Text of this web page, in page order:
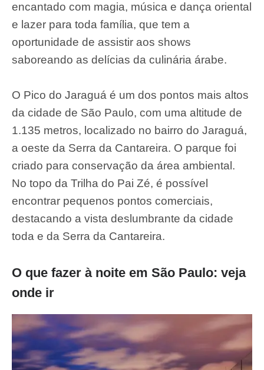
encantado com magia, música e dança oriental
e lazer para toda família, que tem a
oportunidade de assistir aos shows
saboreando as delícias da culinária árabe.
O Pico do Jaraguá é um dos pontos mais altos
da cidade de São Paulo, com uma altitude de
1.135 metros, localizado no bairro do Jaraguá,
a oeste da Serra da Cantareira. O parque foi
criado para conservação da área ambiental.
No topo da Trilha do Pai Zé, é possível
encontrar pequenos pontos comerciais,
destacando a vista deslumbrante da cidade
toda e da Serra da Cantareira.
O que fazer à noite em São Paulo: veja
onde ir